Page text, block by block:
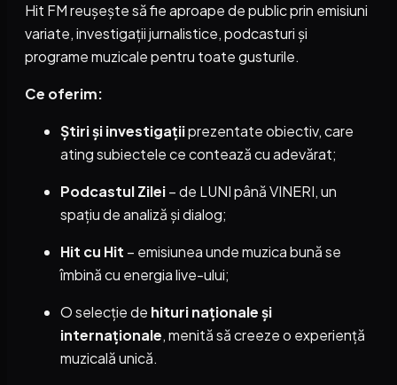
Hit FM reușește să fie aproape de public prin emisiuni
variate, investigații jurnalistice, podcasturi și
programe muzicale pentru toate gusturile.
Ce oferim:
Știri și investigațiiprezentate obiectiv, care
ating subiectele ce contează cu adevărat;
Podcastul Zilei– de LUNI până VINERI, un
spațiu de analiză și dialog;
Hit cu Hit – emisiunea unde muzica bună se
îmbină cu energia live-ului;
O selecție de hituri naționale și
internaționale, menită să creeze o experiență
muzicală unică.